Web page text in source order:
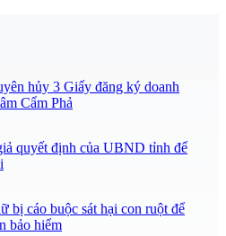
hủy 3 Giấy đăng ký doanh
Cẩm Phả
quyết định của UBND tỉnh để
bị cáo buộc sát hại con ruột để
bảo hiểm